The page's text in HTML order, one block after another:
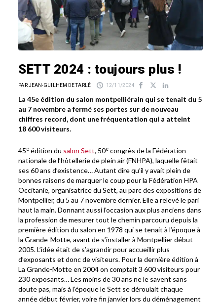
SETT 2024 : toujours plus !
PAR JEAN-GUILHEM DE TARLÉ 12/11/2024
La 45e édition du salon montpelliérain qui se tenait du 5
au 7 novembre a fermé ses portes sur de nouveau
chiffres record, dont une fréquentation qui a atteint
18 600 visiteurs.
45e édition du salon Sett, 50e congrès de la Fédération
nationale de l’hôtellerie de plein air (FNHPA), laquelle fêtait
ses 60 ans d’existence… Autant dire qu’il y avait plein de
bonnes raisons de marquer le coup pour la Fédération HPA
Occitanie, organisatrice du Sett, au parc des expositions de
Montpellier, du 5 au 7 novembre dernier. Elle a relevé le pari
haut la main. Donnant aussi l’occasion aux plus anciens dans
la profession de mesurer tout le chemin parcouru depuis la
première édition du salon en 1978 qui se tenait à l’époque à
la Grande-Motte, avant de s’installer à Montpellier début
2005. L’idée était de s’agrandir pour accueillir plus
d’exposants et donc de visiteurs. Pour la dernière édition à
La Grande-Motte en 2004 on comptait 3 600 visiteurs pour
230 exposants… Les moins de 30 ans ne le savent sans
doute pas, mais à l’époque le Sett se déroulait chaque
année début février, voire fin janvier lors du déménagement